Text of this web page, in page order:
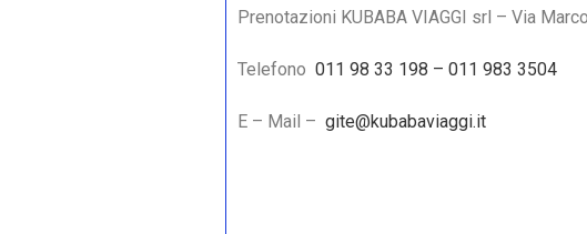
Prenotazioni KUBABA VIAGGI srl – Via
Telefono 011 98 33 198 – 011 983 3504
E – Mail – gite@kubabaviaggi.it